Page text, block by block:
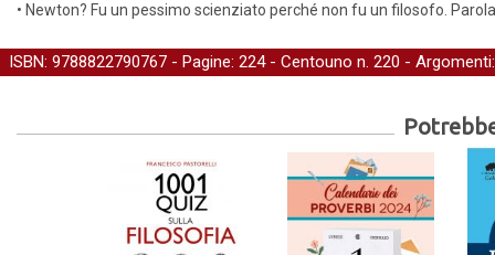
• Newton? Fu un pessimo scienziato perché non fu un filosofo.
ISBN: 9788822790767 - Pagine: 224 - Centouno n. 220 -